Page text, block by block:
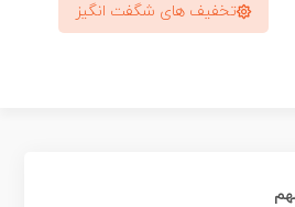
تخفیف های شگفت انگیز